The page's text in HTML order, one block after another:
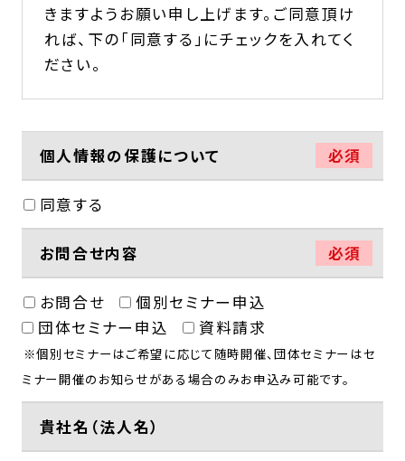
きますようお願い申し上げます。ご同意頂け
れば、下の「同意する」にチェックを入れてく
ださい。
個人情報の保護について 必須
同意する
お問合せ内容 必須
お問合せ
個別セミナー申込
団体セミナー申込
資料請求
※個別セミナーはご希望に応じて随時開催、団体セミナーはセ
ミナー開催のお知らせがある場合のみお申込み可能です。
貴社名（法人名）